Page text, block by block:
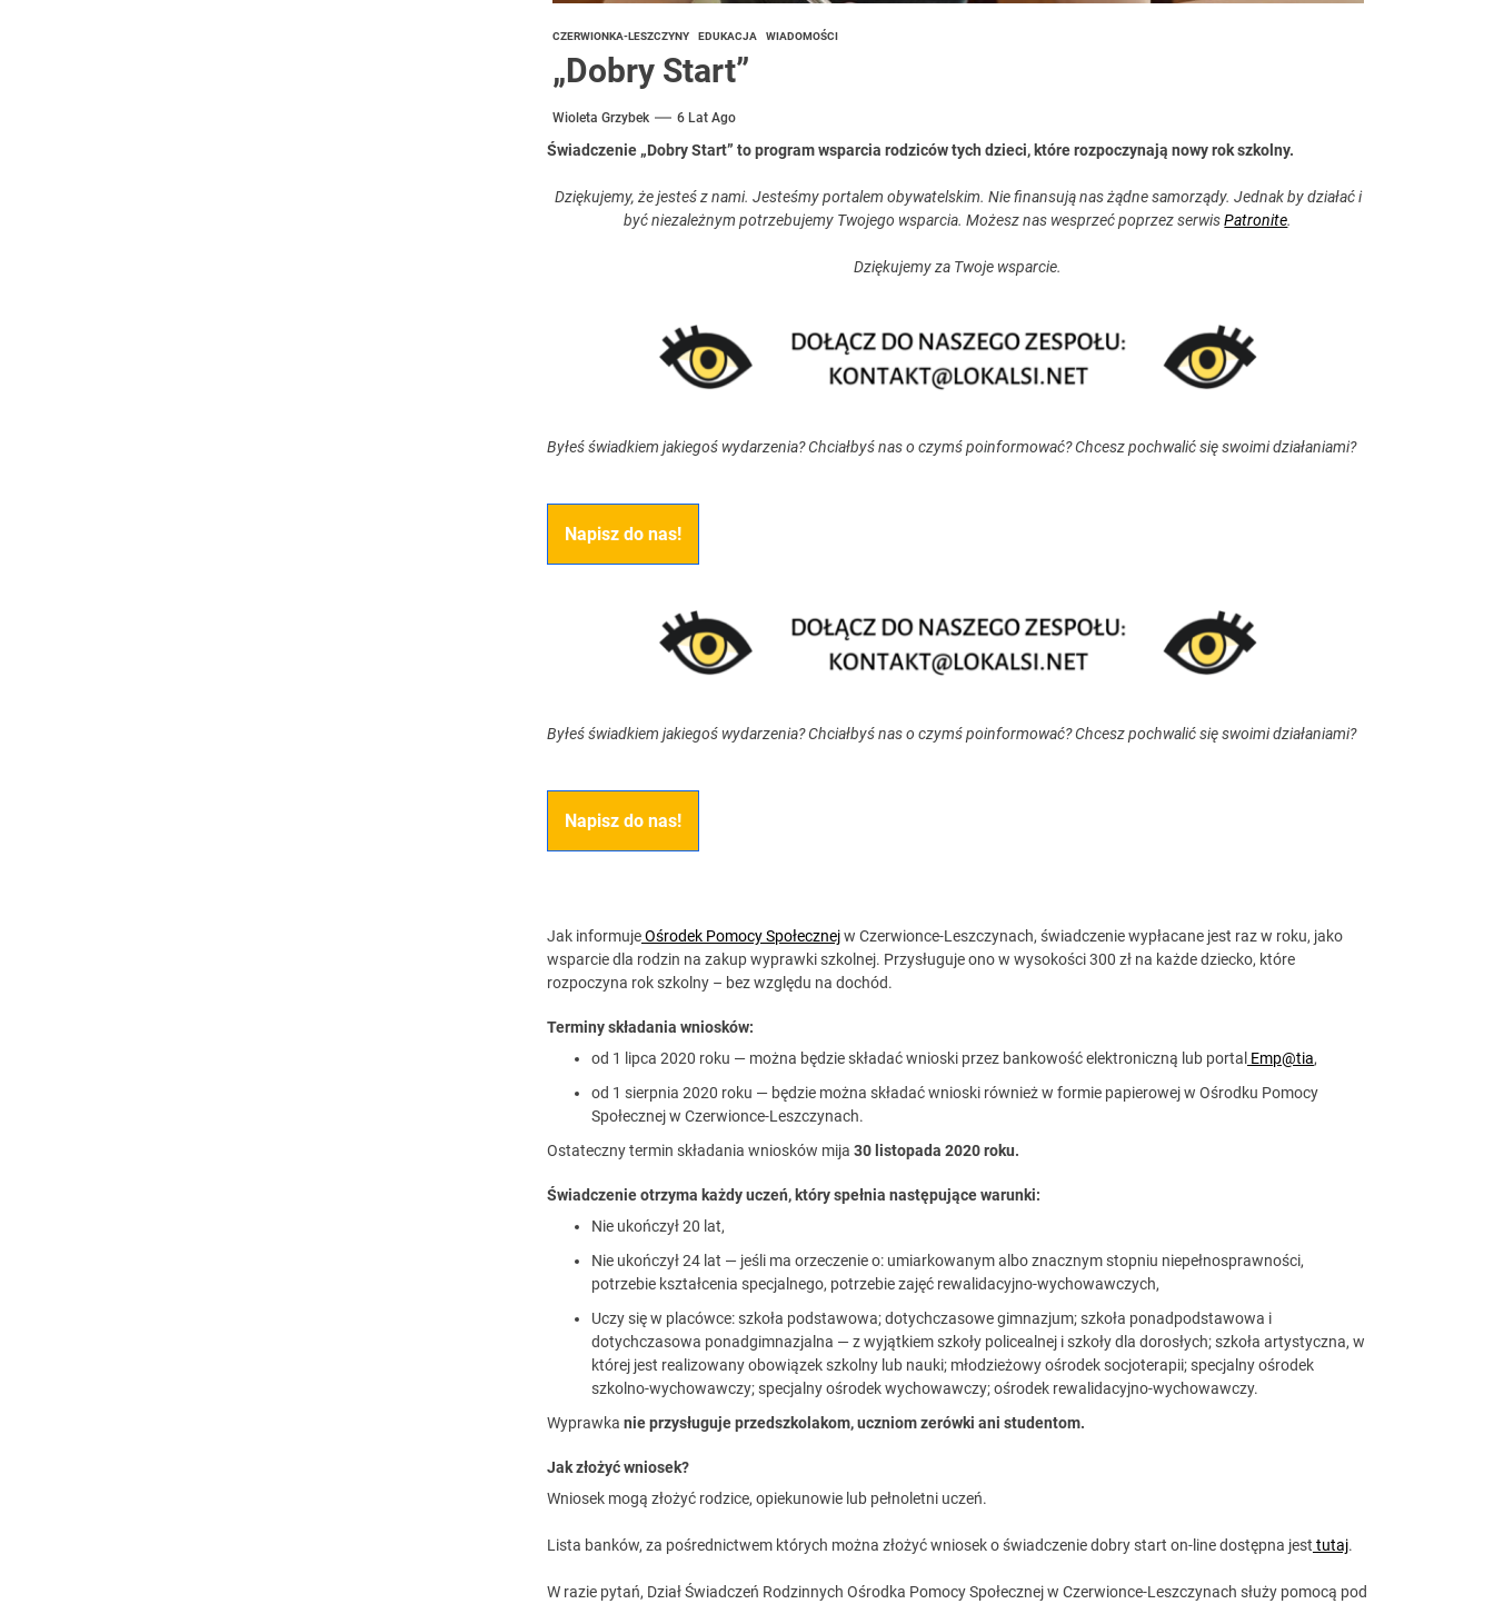
CZERWIONKA-LESZCZYNY EDUKACJA WIADOMOŚCI
„Dobry Start”
Wioleta Grzybek 6 Lat Ago
Świadczenie „Dobry Start” to program wsparcia rodziców tych dzieci, które rozpoczynają nowy rok szkolny.
Dziękujemy, że jesteś z nami. Jesteśmy portalem obywatelskim. Nie finansują nas żądne samorządy. Jednak by działać i
być niezależnym potrzebujemy Twojego wsparcia. Możesz nas wesprzeć poprzez serwisPatronite.
Dziękujemy za Twoje wsparcie.
Byłeś świadkiem jakiegoś wydarzenia? Chciałbyś nas o czymś poinformować? Chcesz pochwalić się swoimi działaniami?
Napisz do nas!
Byłeś świadkiem jakiegoś wydarzenia? Chciałbyś nas o czymś poinformować? Chcesz pochwalić się swoimi działaniami?
Napisz do nas!
Jak informujeOśrodek Pomocy Społecznejw Czerwionce-Leszczynach, świadczenie wypłacane jest raz w roku, jako
wsparcie dla rodzin na zakup wyprawki szkolnej. Przysługuje ono w wysokości 300 zł na każde dziecko, które
rozpoczyna rok szkolny – bez względu na dochód.
Terminy składania wniosków:
od 1 lipca 2020 roku — można będzie składać wnioski przez bankowość elektroniczną lub portal Emp@tia,
od 1 sierpnia 2020 roku — będzie można składać wnioski również w formie papierowej w Ośrodku Pomocy
Społecznej w Czerwionce-Leszczynach.
Ostateczny termin składania wniosków mija 30 listopada 2020 roku.
Świadczenie otrzyma każdy uczeń, który spełnia następujące warunki:
Nie ukończył 20 lat,
Nie ukończył 24 lat — jeśli ma orzeczenie o: umiarkowanym albo znacznym stopniu niepełnosprawności,
potrzebie kształcenia specjalnego, potrzebie zajęć rewalidacyjno-wychowawczych,
Uczy się w placówce: szkoła podstawowa; dotychczasowe gimnazjum; szkoła ponadpodstawowa i
dotychczasowa ponadgimnazjalna — z wyjątkiem szkoły policealnej i szkoły dla dorosłych; szkoła artystyczna, w
której jest realizowany obowiązek szkolny lub nauki; młodzieżowy ośrodek socjoterapii; specjalny ośrodek
szkolno-wychowawczy; specjalny ośrodek wychowawczy; ośrodek rewalidacyjno-wychowawczy.
Wyprawka nie przysługuje przedszkolakom, uczniom zerówki ani studentom.
Jak złożyć wniosek?
Wniosek mogą złożyć rodzice, opiekunowie lub pełnoletni uczeń.
Lista banków, za pośrednictwem których można złożyć wniosek o świadczenie dobry start on-line dostępna jest tutaj.
W razie pytań, Dział Świadczeń Rodzinnych Ośrodka Pomocy Społecznej w Czerwionce-Leszczynach służy pomocą pod